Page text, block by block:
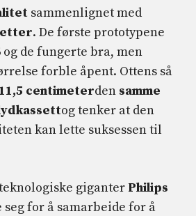
sammenlignet med
. De første prototypene
og de fungerte bra, men
forble åpent. Ottens så
11,5 centimeterden samme
og tenker at den
kan lette suksessen til
giganter Philips
seg for å samarbeide for å